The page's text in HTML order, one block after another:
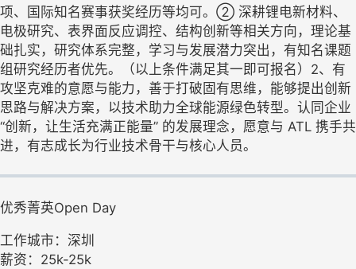
项、国际知名赛事获奖经历等均可。② 深耕锂电新材料、
电极研究、表界面反应调控、结构创新等相关方向，理论基
础扎实，研究体系完整，学习与发展潜力突出，有知名课题
组研究经历者优先。（以上条件满足其一即可报名）2、有
攻坚克难的意愿与能力，善于打破固有思维，能够提出创新
思路与解决方案，以技术助力全球能源绿色转型。认同企业
“创新，让生活充满正能量” 的发展理念，愿意与 ATL 携手共
进，有志成长为行业技术骨干与核心人员。
优秀菁英Open Day
工作城市：深圳
薪资：25k-25k